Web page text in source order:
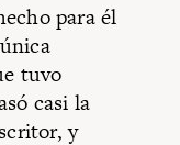
para él
tuvo
casi la
y